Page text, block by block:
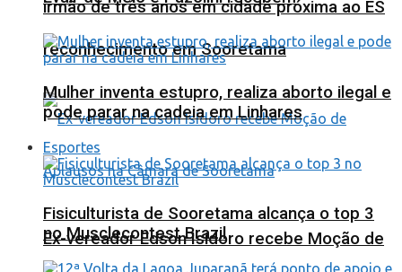
reconhecimento em Sooretama
Ex-vereador Edson Isidoro recebe Moção de
irmão de três anos em cidade próxima ao ES
Mulher inventa estupro, realiza aborto ilegal e
pode parar na cadeia em Linhares
Esportes
Fisiculturista de Sooretama alcança o top 3
no Musclecontest Brazil